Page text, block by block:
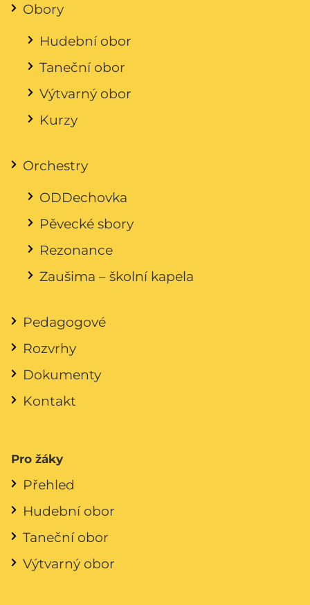
Obory
Hudební obor
Taneční obor
Výtvarný obor
Kurzy
Orchestry
ODDechovka
Pěvecké sbory
Rezonance
Zaušima – školní kapela
Pedagogové
Rozvrhy
Dokumenty
Kontakt
Pro žáky
Přehled
Hudební obor
Taneční obor
Výtvarný obor